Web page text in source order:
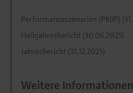
Performanceszenarien (PRIIP)
Halbjahresbericht (30.06.2025)
Jahresbericht (31.12.2025)
Weitere Informationen